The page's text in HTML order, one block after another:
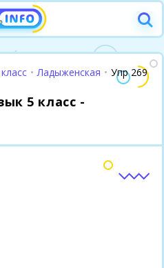
• Ладыженская • Упр 269
5 класс -